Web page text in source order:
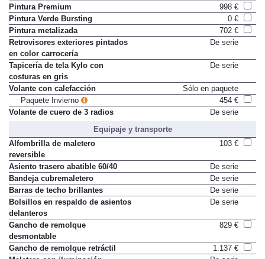
Pintura Premium
998 €
Pintura Verde Bursting
0 €
Pintura metalizada
702 €
Retrovisores exteriores pintados
en color carrocería
De serie
Tapicería de tela Kylo con
costuras en gris
De serie
Volante con calefacción
Sólo en paquete
Paquete Invierno
454 €
Volante de cuero de 3 radios
De serie
Equipaje y transporte
Alfombrilla de maletero
reversible
103 €
Asiento trasero abatible 60/40
De serie
Bandeja cubremaletero
De serie
Barras de techo brillantes
De serie
Bolsillos en respaldo de asientos
delanteros
De serie
Gancho de remolque
desmontable
829 €
Gancho de remolque retráctil
1.137 €